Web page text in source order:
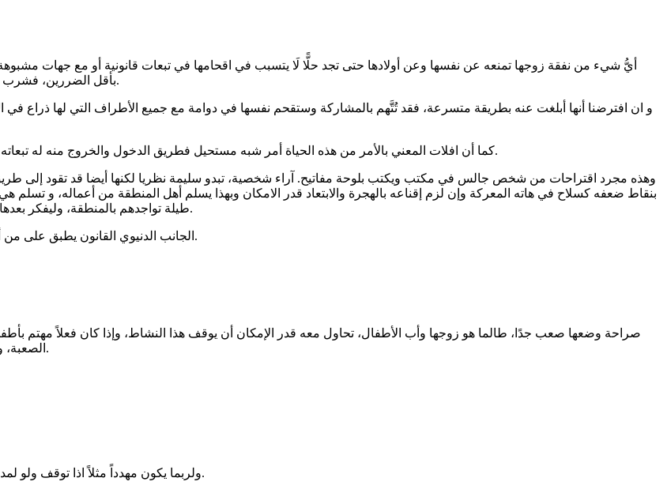
أيُّ شيء من نفقة زوجها تمنعه عن نفسها وعن أولادها حتى تجد حلًّا لَا يتسبب في اقحامها في تبعات قانونية أو مع جهات
بأقل الضررين، فشرب الرضيع للحليب أولى من دفنه، ويكون ذلك في حدود الحاجة التي يقرها الشرع.
و ان افترضنا أنها أبلغت عنه بطريقة متسرعة، فقد تُتَّهم بالمشاركة وستقحم نفسها في دوامة مع جميع الأطراف التي لها ذراع في
كما أن افلات المعني بالأمر من هذه الحياة أمر شبه مستحيل فطريق الدخول والخروج منه له تبعاته عليه وعلى المحيطين به. نعم، هي بين نارين. اتخاذ قرار سواء بالابلاغ أو التكتم.
وهذه مجرد اقتراحات من شخص جالس في مكتب ويكتب بلوحة مفاتيح. آراء شخصية، تبدو سليمة نظريا لكنها أيضا قد تقود إلى طريق
بنقاط ضعفه كسلاح في هاته المعركة وإن لزم إقناعه بالهجرة والابتعاد قدر الامكان وبهذا يسلم أهل المنطقة من أعماله، و تسلم
طيلة تواجدهم بالمنطقة، وليفكر بعدها في تسليم نفسه من عدمه هذا إن لم يكن هذا هو الخيار الأول في بداية طرحنا.
الجانب الدنيوي القانون يطبق على من ألقي القبض عليه وثبتت عليه التهمة، أما في الحياة بعد الموت، فالله هو الحكم.
صراحة وضعها صعب جدًا، طالما هو زوجها وأب الأطفال، تحاول معه قدر الإمكان أن يوقف هذا النشاط، وإذا كان فعلاً مهتم
الصعبة، وهي الانفصال عنه أو حتى الابتعاد عنه بشكل مؤقت حتى يتراجع عن هذا العمل.
ولربما يكون مهدداً مثلاً اذا توقف ولو لمدة معينة، وقد يكون ذلك سبب اخباره لها انه لا يستطيع التوقف الآن، والله أعلم.